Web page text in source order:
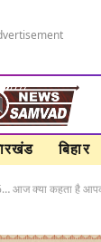
बिहार
आज क्या कहता है